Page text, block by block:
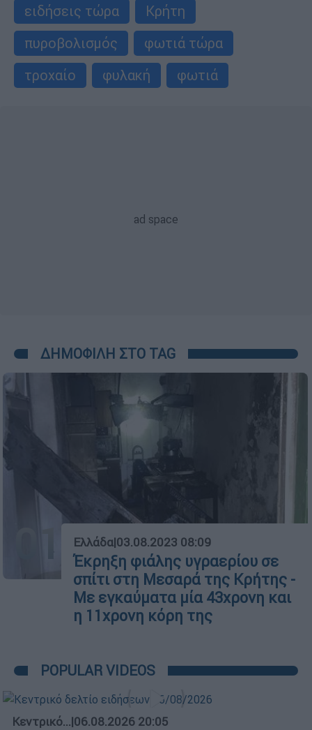
ειδήσεις τώρα
Κρήτη
πυροβολισμός
φωτιά τώρα
τροχαίο
φυλακή φωτιά
ΔΗΜΟΦΙΛΗ ΣΤΟ TAG
Ελλάδα|03.08.2023 08:09
Έκρηξη φιάλης υγραερίου σε
σπίτι στη Μεσαρά της Κρήτης -
Με εγκαύματα μία 43χρονη και
η 11χρονη κόρη της
POPULAR VIDEOS
Κεντρικό...|06.08.2026 20:05